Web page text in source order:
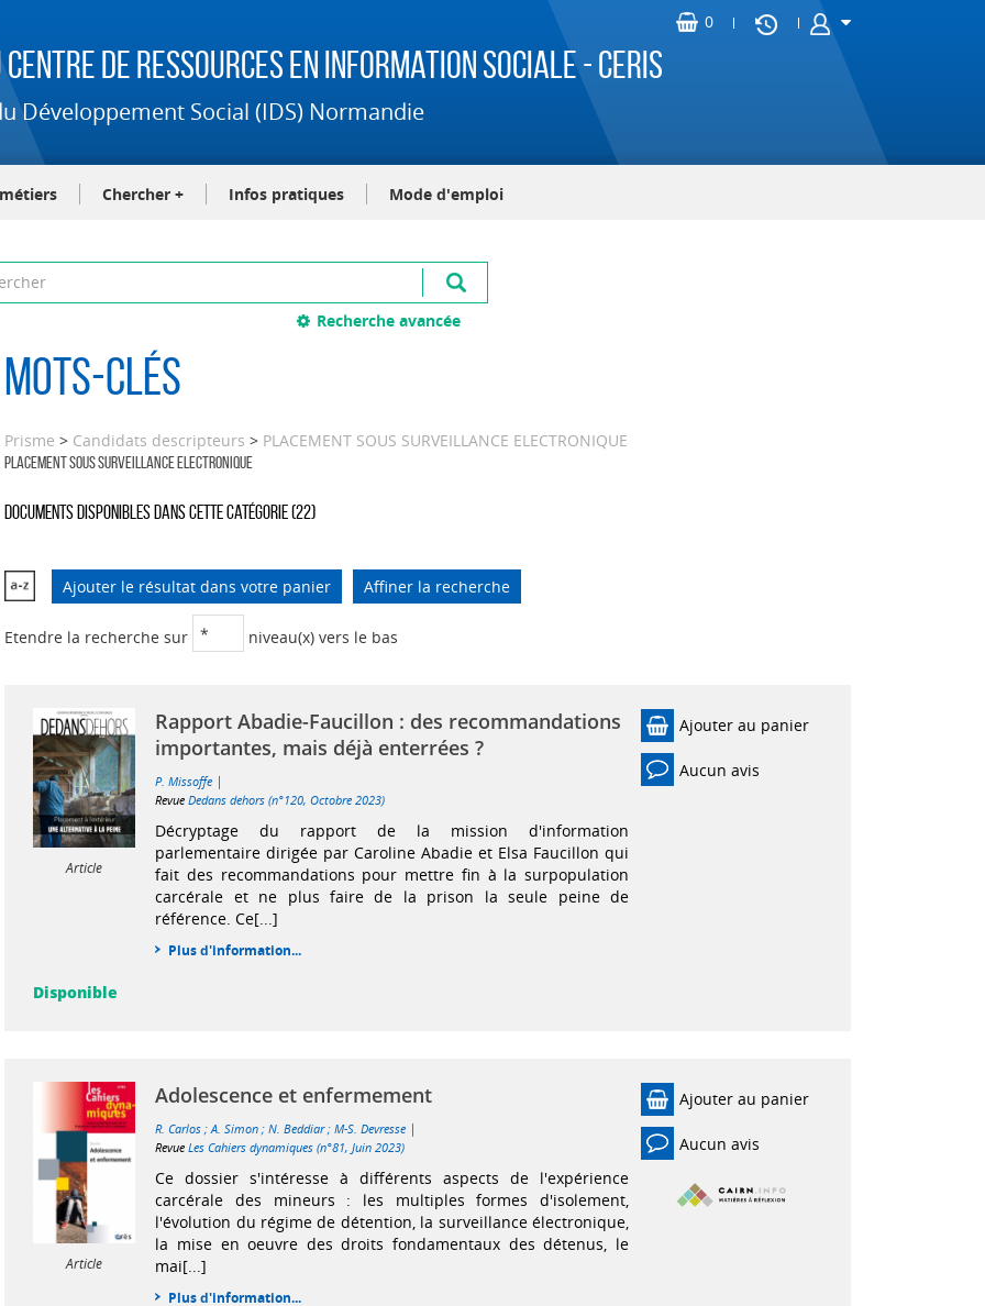
de Ressources en Information Sociale - CERIS
Développement Social (IDS) Normandie
Chercher + Infos pratiques Mode d'emploi
Recherche avancée
Mots-clés
Prisme > Candidats descripteurs > PLACEMENT SOUS SURVEILLANCE ELECTRONIQUE
PLACEMENT SOUS SURVEILLANCE ELECTRONIQUE
Documents disponibles dans cette catégorie (22)
Ajouter le résultat dans votre panier Affiner la recherche
Etendre la recherche sur niveau(x) vers le bas
Article
Rapport Abadie-Faucillon : des recommandations
importantes, mais déjà enterrées ?
P. Missoffe |
RevueDedans dehors (n°120, Octobre 2023)
Décryptage du rapport de la mission d'information
parlementaire dirigée par Caroline Abadie et Elsa Faucillon qui
fait des recommandations pour mettre fin à la surpopulation
carcérale et ne plus faire de la prison la seule peine de
référence. Ce[...]
Plus d'information...
Ajouter au panier
Aucun avis
Disponible
Article
Adolescence et enfermement
R. Carlos ;A. Simon ;N. Beddiar;M-S. Devresse |
RevueLes Cahiers dynamiques (n°81, Juin 2023)
Ce dossier s'intéresse à différents aspects de l'expérience
carcérale des mineurs : les multiples formes d'isolement,
l'évolution du régime de détention, la surveillance électronique,
la mise en oeuvre des droits fondamentaux des détenus, le
mai[...]
Plus d'information...
Ajouter au panier
Aucun avis